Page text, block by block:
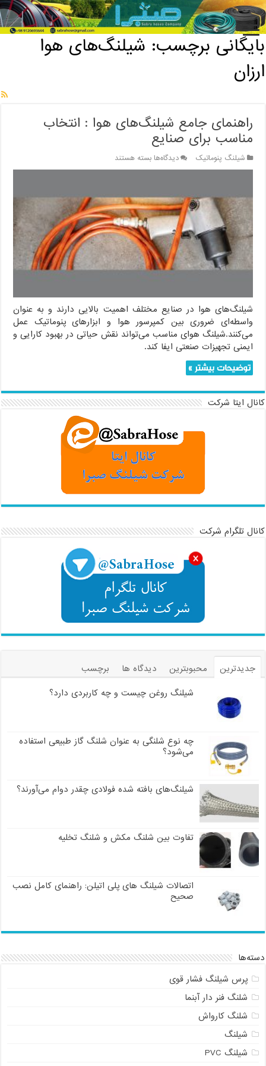
خانه / بایگانی برچسب: شیلنگ‌های هوا ارزان
بایگانی برچسب: شیلنگ‌های هوا
ارزان
راهنمای جامع شیلنگ‌های هوا : انتخاب
مناسب برای صنایع
شیلنگ پنوماتیک دیدگاه‌هابرای
راهنمای
هوا
:
انتخاب
مناسب
برای
صنایع
بسته هستند
شیلنگ‌های هوا در صنایع مختلف اهمیت بالایی دارند و به عنوان
واسطه‌ای ضروری بین کمپرسور هوا و ابزارهای پنوماتیک عمل
می‌کنند.شیلنگ هوای مناسب می‌تواند نقش حیاتی در بهبود کارایی و
ایمنی تجهیزات صنعتی ایفا کند.
توضیحات بیشتر »
کانال ایتا شرکت
کانال تلگرام شرکت
جدیدترین محبوبترین دیدگاه ها
برچسب
شیلنگ روغن چیست و چه کاربردی دارد؟
چه نوع شلنگی به عنوان شلنگ گاز طبیعی استفاده
می‌شود؟
شیلنگ‌های بافته شده فولادی چقدر دوام می‌آورند؟
تفاوت بین شلنگ مکش و شلنگ تخلیه
اتصالات شیلنگ های پلی اتیلن: راهنمای کامل نصب
صحیح
دسته‌ها
پرس شیلنگ فشار قوی
شلنگ فنر دار آبنما
شلنگ کارواش
شیلنگ
شیلنگ PVC